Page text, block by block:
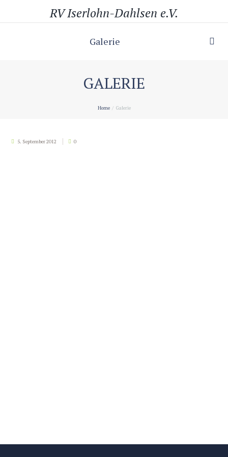
RV Iserlohn-Dahlsen e.V.
Galerie
GALERIE
Home Galerie
5. September 2012 0